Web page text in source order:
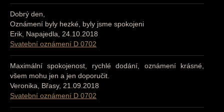
Dobrý den,
Oznámení byly hezké, byly jsme spokojeni
Erik, Napajedla, 24.10.2018
Svatební oznámení D 0702
Maximální spokojenost, rychlé dodání, oznámení krásné,
všem mohu jen a jen doporučit.
Veronika, Břasy, 21.09.2018
Svatební oznámení D 0702